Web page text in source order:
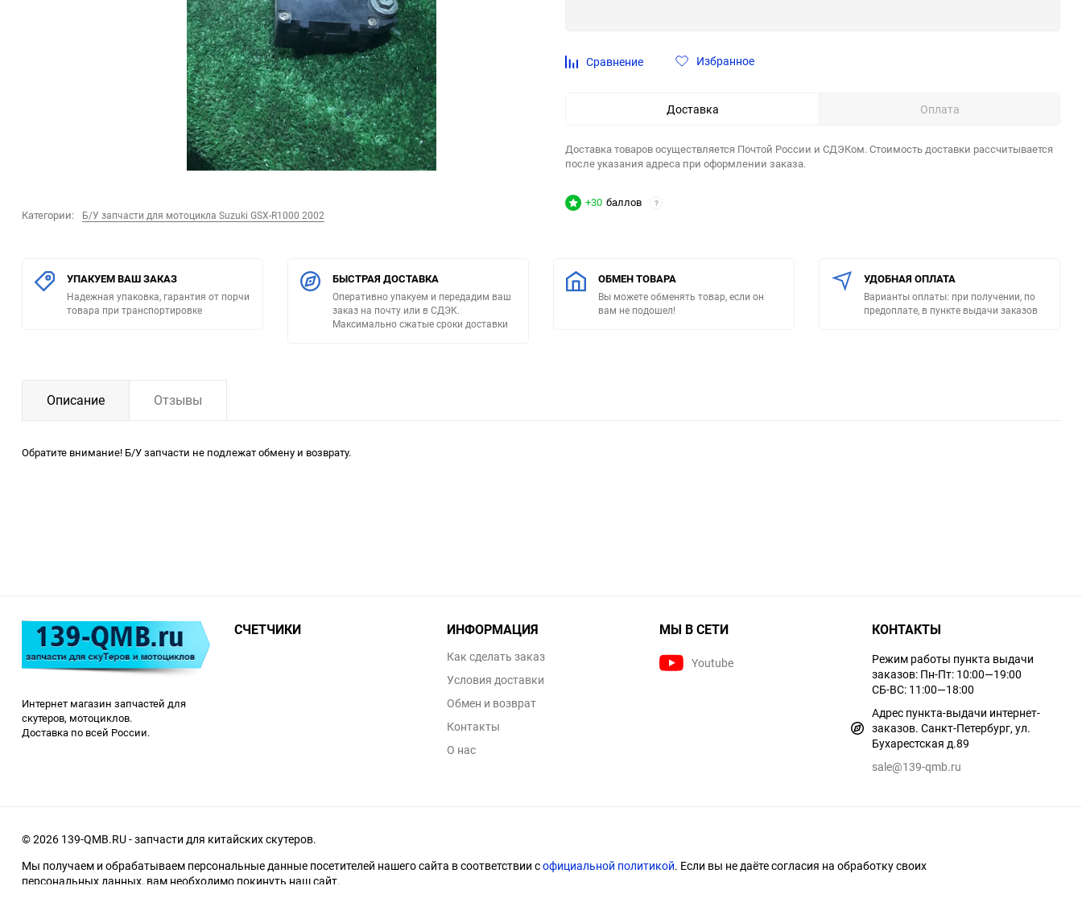
Категории: Б/У запчасти для мотоцикла Suzuki GSX-R1000 2002
Сравнение Избранное
Доставка Оплата
Доставка товаров осуществляется Почтой России и СДЭКом. Стоимость доставки рассчитывается
после указания адреса при оформлении заказа.
+30 баллов ?
УПАКУЕМ ВАШ ЗАКАЗ
Надежная упаковка, гарантия от порчи
товара при транспортировке
БЫСТРАЯ ДОСТАВКА
Оперативно упакуем и передадим ваш
заказ на почту или в СДЭК.
Максимально сжатые сроки доставки
ОБМЕН ТОВАРА
Вы можете обменять товар, если он
вам не подошел!
УДОБНАЯ ОПЛАТА
Варианты оплаты: при получении, по
предоплате, в пункте выдачи заказов
Описание Отзывы
Обратите внимание! Б/У запчасти не подлежат обмену и возврату.
Интернет магазин запчастей для
скутеров, мотоциклов.
Доставка по всей России.
СЧЕТЧИКИ ИНФОРМАЦИЯ
Как сделать заказ
Условия доставки
Обмен и возврат
Контакты
О нас
МЫ В СЕТИ
Youtube
КОНТАКТЫ
Режим работы пункта выдачи
заказов: Пн-Пт: 10:00—19:00
СБ-ВС: 11:00—18:00
Адрес пункта-выдачи интернет-
заказов. Санкт-Петербург, ул.
Бухарестская д.89
sale@139-qmb.ru
© 2026 139-QMB.RU - запчасти для китайских скутеров.
Мы получаем и обрабатываем персональные данные посетителей нашего сайта в соответствии софициальной политикой. Если вы не даёте согласия на обработку своих
персональных данных, вам необходимо покинуть наш сайт.